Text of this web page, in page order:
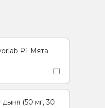
Р1 Мята
(50 мг, 30